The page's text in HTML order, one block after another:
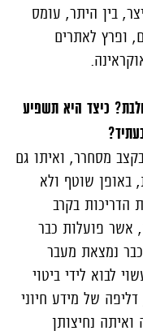
בין היתר, עומס
ופרץ לאתרים
כיצד היא תשפיע
מסחרר, ואיתו גם
באופן שוטף ולא
הדריכות בקרב
אשר פועלות כבר
נמצאת מעבר
לבוא לידי ביטוי
של מידע חיוני
ואיתה נחיצותן